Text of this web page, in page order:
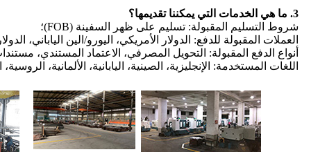
3. ما هي الخدمات التي يمكننا تقديمها؟
شروط التسليم المقبولة: تسليم على ظهر السفينة (FOB)؛
العملات المقبولة للدفع: الدولار الأمريكي، اليورو/الين الياباني،
أنواع الدفع المقبولة: التحويل المصرفي، الاعتماد المستندي،
اللغات المستخدمة: الإنجليزية، الصينية، اليابانية، الألمانية،